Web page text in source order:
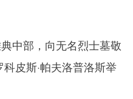
中部，向无名烈士墓敬
皮斯·帕夫洛普洛斯举